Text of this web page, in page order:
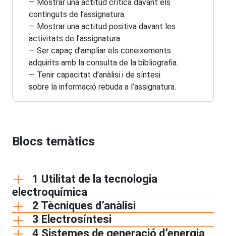
— Mostrar una actitud crítica davant els
continguts de l’assignatura.
— Mostrar una actitud positiva davant les
activitats de l’assignatura.
— Ser capaç d’ampliar els coneixements
adquirits amb la consulta de la bibliografia.
— Tenir capacitat d’anàlisi i de síntesi
sobre la informació rebuda a l’assignatura.
Blocs temàtics
1 Utilitat de la tecnologia
electroquímica
2 Tècniques d’anàlisi
3 Electrosíntesi
4 Sistemes de generació d’energia